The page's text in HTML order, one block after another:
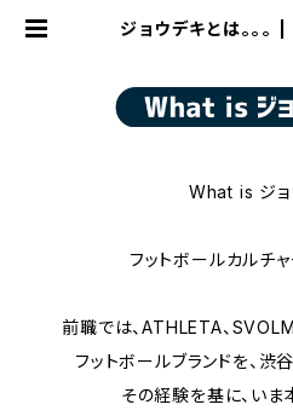
ジョウデキとは。。
What is ジョ
フットボールカルチャ
前職では、ATHLETA、
フットボールブランドを、渋
その経験を基に、い